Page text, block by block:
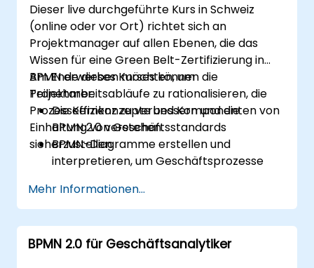
Dieser live durchgeführte Kurs in Schweiz
(online oder vor Ort) richtet sich an
Projektmanager auf allen Ebenen, die das
Wissen für eine Green Belt-Zertifizierung in
BPMN erwerben möchten, um
Projektarbeitsabläufe zu rationalisieren, die
Prozesseffizienz zu verbessern und die
Einhaltung von Geschäftsstandards
sicherzustellen.
Am Ende dieses Kurses können die
Teilnehmer:
Die Kernkonzepte und Komponenten von
BPMN 2.0 verstehen.
BPMN-Diagramme erstellen und
interpretieren, um Geschäftsprozesse
Arbeitsabläufe anhand bewährter
Praktiken im BPMN-Modellieren
optimieren.
Ineffizienzen in Geschäftsprozessen
Mehr Informationen...
BPMN 2.0 für Geschäftsanalytiker